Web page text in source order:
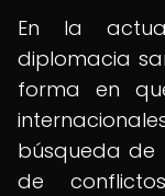
En la
diplomacia
forma en
búsqueda de
de